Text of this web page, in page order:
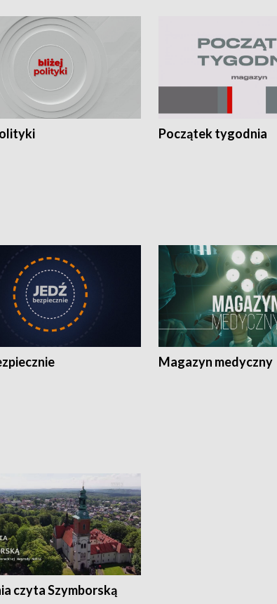
Początek tygodnia
Magazyn medyczny
czyta Szymborską